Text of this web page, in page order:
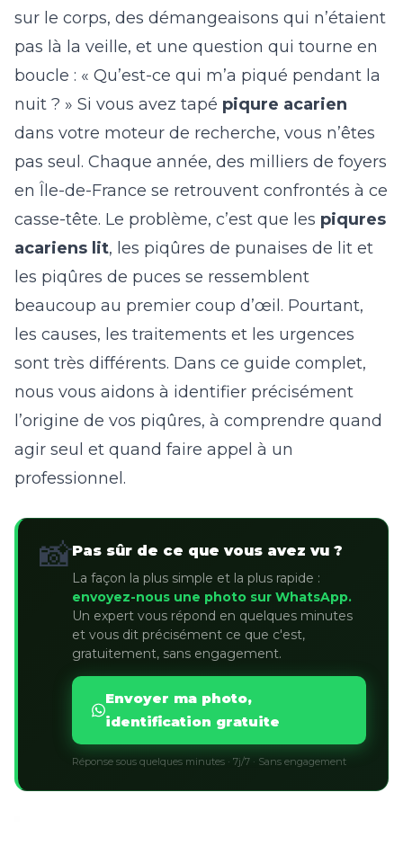
sur le corps, des démangeaisons qui n’étaient
pas là la veille, et une question qui tourne en
boucle : « Qu’est-ce qui m’a piqué pendant la
nuit ? » Si vous avez tapé piqure acarien
dans votre moteur de recherche, vous n’êtes
pas seul. Chaque année, des milliers de foyers
en Île-de-France se retrouvent confrontés à ce
casse-tête. Le problème, c’est que les piqures
acariens lit, les piqûres de punaises de lit et
les piqûres de puces se ressemblent
beaucoup au premier coup d’œil. Pourtant,
les causes, les traitements et les urgences
sont très différents. Dans ce guide complet,
nous vous aidons à identifier précisément
l’origine de vos piqûres, à comprendre quand
agir seul et quand faire appel à un
professionnel.
📸Pas sûr de ce que vous avez vu ?
La façon la plus simple et la plus rapide :
envoyez-nous une photo sur WhatsApp.
Un expert vous répond en quelques minutes
et vous dit précisément ce que c'est,
gratuitement, sans engagement.
Envoyer ma photo,
identification gratuite
Réponse sous quelques minutes · 7j/7 · Sans engagement